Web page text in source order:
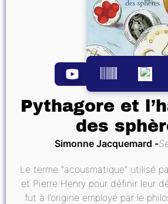
Pythagore et
des
Simonne Jacquemard
Le terme "acousmatique" utilisé
et Pierre Henry pour définir leur
fut à l’origine employé par le